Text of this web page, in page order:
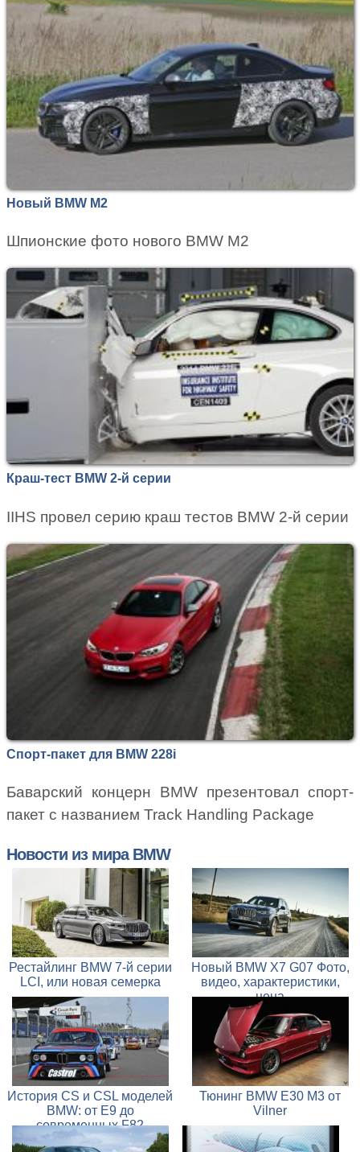
Новый BMW M2
Шпионские фото нового BMW M2
Краш-тест BMW 2-й серии
IIHS провел серию краш тестов BMW 2-й серии
Спорт-пакет для BMW 228i
Баварский концерн BMW презентовал спорт-
пакет с названием Track Handling Package
Новости из мира BMW
Рестайлинг BMW 7-й серии
LCI, или новая семерка
Новый BMW X7 G07 Фото,
видео, характеристики,
цена
История CS и CSL моделей
BMW: от E9 до
современных F82
Тюнинг BMW E30 M3 от
Vilner